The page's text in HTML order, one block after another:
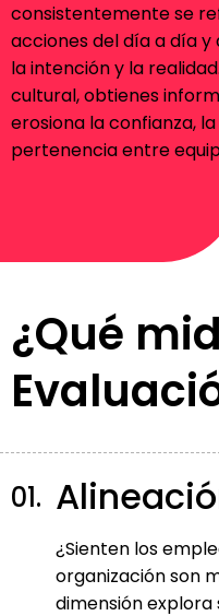
consistentemente se
acciones del día a día
la intención y la
cultural, obtienes
erosiona la confianza,
pertenencia entre
¿Qué
01.
¿Sienten los
organización son
dimensión